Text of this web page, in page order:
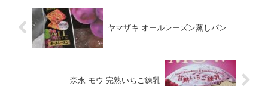
ヤマザキ オールレーズン蒸しパン
森永 モウ 完熟いちご練乳